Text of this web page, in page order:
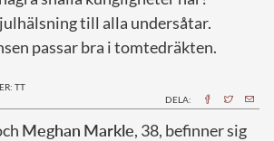
till alla undersåtar.
passar bra i tomtedräkten.
TT
DELA:
Meghan Markle, 38, befinner sig